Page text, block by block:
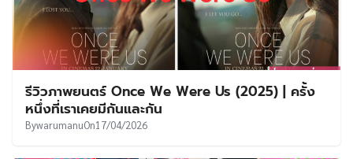
รีวิวภาพยนตร์ Once We Were Us (2025) | ครั้ง
หนึ่งที่เราเคยมีกันและกัน
BywarumanuOn17/04/2026